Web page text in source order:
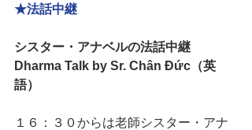
★法話中継
シスター・アナベルの法話中継
Dharma Talk by Sr. Chân Đức（英
語）
１６：３０からは老師シスター・アナ